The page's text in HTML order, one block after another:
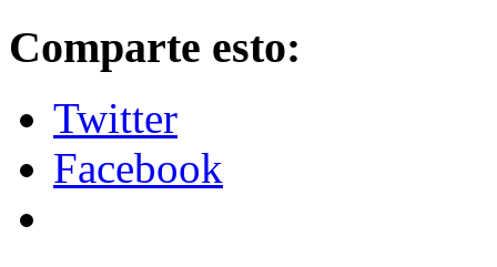
Comparte esto:
Twitter
Facebook